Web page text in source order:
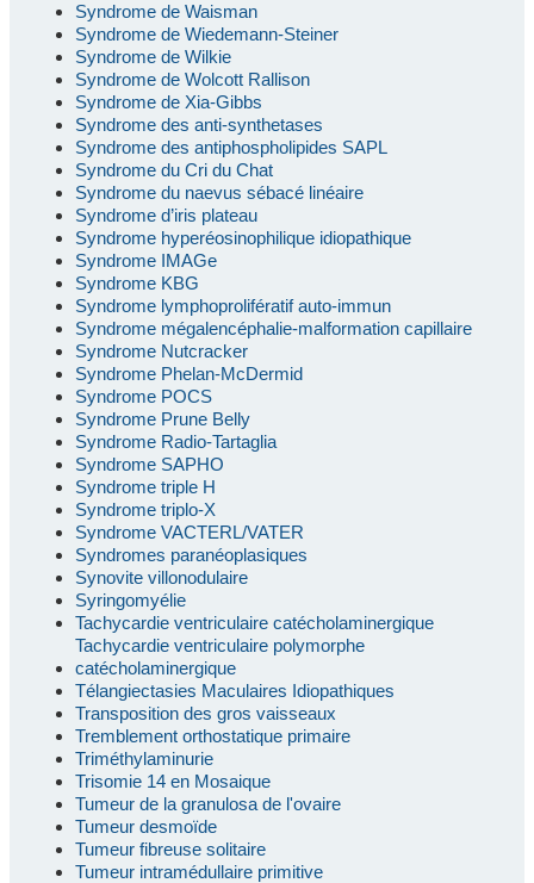
Syndrome de Waisman
Syndrome de Wiedemann-Steiner
Syndrome de Wilkie
Syndrome de Wolcott Rallison
Syndrome de Xia-Gibbs
Syndrome des anti-synthetases
Syndrome des antiphospholipides SAPL
Syndrome du Cri du Chat
Syndrome du naevus sébacé linéaire
Syndrome d’iris plateau
Syndrome hyperéosinophilique idiopathique
Syndrome IMAGe
Syndrome KBG
Syndrome lymphoprolifératif auto-immun
Syndrome mégalencéphalie-malformation capillaire
Syndrome Nutcracker
Syndrome Phelan-McDermid
Syndrome POCS
Syndrome Prune Belly
Syndrome Radio-Tartaglia
Syndrome SAPHO
Syndrome triple H
Syndrome triplo-X
Syndrome VACTERL/VATER
Syndromes paranéoplasiques
Synovite villonodulaire
Syringomyélie
Tachycardie ventriculaire catécholaminergique
Tachycardie ventriculaire polymorphe
catécholaminergique
Télangiectasies Maculaires Idiopathiques
Transposition des gros vaisseaux
Tremblement orthostatique primaire
Triméthylaminurie
Trisomie 14 en Mosaique
Tumeur de la granulosa de l'ovaire
Tumeur desmoïde
Tumeur fibreuse solitaire
Tumeur intramédullaire primitive